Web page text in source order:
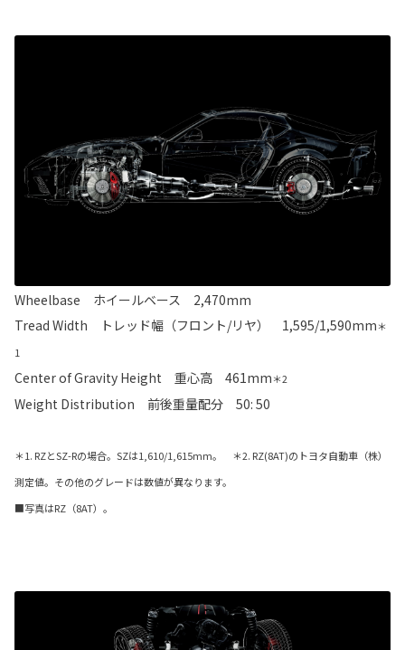
Wheelbase ホイールベース 2,470mm
Tread Width トレッド幅（フロント/リヤ） 1,595/1,590mm＊
1
Center of Gravity Height 重心高 461mm＊2
Weight Distribution 前後重量配分 50: 50
＊1. RZとSZ-Rの場合。SZは1,610/1,615mm。 ＊2. RZ(8AT)のトヨタ自動車（株）
測定値。その他のグレードは数値が異なります。
■写真はRZ（8AT）。